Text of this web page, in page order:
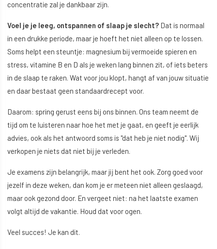
concentratie zal je dankbaar zijn.
Voel je je leeg, ontspannen of slaap je slecht? Dat is normaal
in een drukke periode, maar je hoeft het niet alleen op te lossen.
Soms helpt een steuntje: magnesium bij vermoeide spieren en
stress, vitamine B en D als je weken lang binnen zit, of iets beters
in de slaap te raken. Wat voor jou klopt, hangt af van jouw situatie
en daar bestaat geen standaardrecept voor.
Daarom: spring gerust eens bij ons binnen. Ons team neemt de
tijd om te luisteren naar hoe het met je gaat, en geeft je eerlijk
advies, ook als het antwoord soms is "dat heb je niet nodig". Wij
verkopen je niets dat niet bij je verleden.
Je examens zijn belangrijk, maar jij bent het ook. Zorg goed voor
jezelf in deze weken, dan kom je er meteen niet alleen geslaagd,
maar ook gezond door. En vergeet niet: na het laatste examen
volgt altijd de vakantie. Houd dat voor ogen.
Veel succes! Je kan dit.